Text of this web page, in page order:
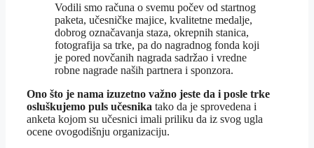
Vodili smo računa o svemu počev od startnog
paketa, učesničke majice, kvalitetne medalje,
dobrog označavanja staza, okrepnih stanica,
fotografija sa trke, pa do nagradnog fonda koji
je pored novčanih nagrada sadržao i vredne
robne nagrade naših partnera i sponzora.
Ono što je nama izuzetno važno jeste da i posle trke
osluškujemo puls učesnika tako da je sprovedena i
anketa kojom su učesnici imali priliku da iz svog ugla
ocene ovogodišnju organizaciju.